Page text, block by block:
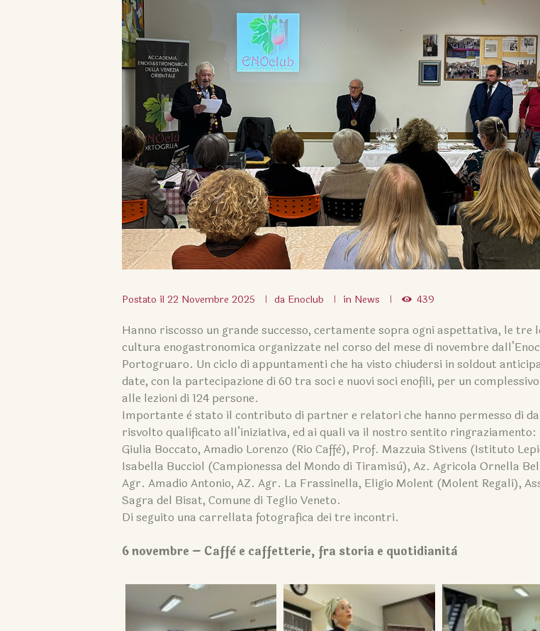
Postato il22 Novembre 2025 da Enoclub in News 439
Hanno riscosso un grande successo, certamente sopra ogni aspettativa, le tre
cultura enogastronomica organizzate nel corso del mese di novembre
Portogruaro. Un ciclo di appuntamenti che ha visto chiudersi in soldout
date, con la partecipazione di 60 tra soci e nuovi soci enofili, per un
alle lezioni di 124 persone.
Importante è stato il contributo di partner e relatori che hanno permesso di
risvolto qualificato all’iniziativa, ed ai quali va il nostro sentito
Giulia Boccato, Amadio Lorenzo (Rio Caffè), Prof. Mazzuia Stivens (Istituto
Isabella Bucciol (Campionessa del Mondo di Tiramisù), Az. Agricola Ornella
Agr. Amadio Antonio, AZ. Agr. La Frassinella, Eligio Molent (Molent Regali),
Sagra del Bisat, Comune di Teglio Veneto.
Di seguito una carrellata fotografica dei tre incontri.
6 novembre – Caffè e caffetterie, fra storia e quotidianità